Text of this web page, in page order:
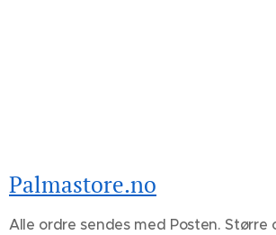
Palmastore.no
Alle ordre sendes med Posten. Større